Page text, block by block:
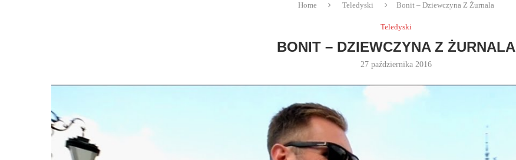
Home Teledyski Bonit – Dziewczyna Z Żurnala
Teledyski
BONIT – DZIEWCZYNA Z ŻURNALA
27 października 2016